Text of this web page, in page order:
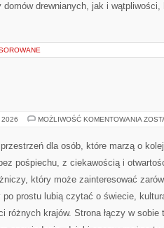
drewnianych, jak i wątpliwości,
2026 MOŻLIWOŚĆ KOMENTOWANIA INDIE
przestrzeń dla osób, które marzą o
pośpiechu, z ciekawością i
który może zainteresować
prostu lubią czytać o świecie,
różnych krajów. Strona łączy w